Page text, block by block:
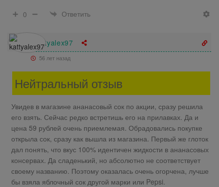
0
Ответить
kattyalex97
56 лет назад
Нейтральный отзыв
Увидев в магазине ананасовый сок по акции, сразу решила
его взять. Сейчас редко встретишь его на прилавках. Да и
цена 59 рублей очень приемлемая. Обрадовались покупке
открыла сок, сразу как вышла из магазина. Первый же глоток
дал понять, что вкус 100% идентичен жидкости в ананасовых
консервах. Да сладенький, но абсолютно не соответствует
своему названию. Поэтому оказалась очень огорчена, лучше
бы взяла яблочный сок другой марки или Pepsi.